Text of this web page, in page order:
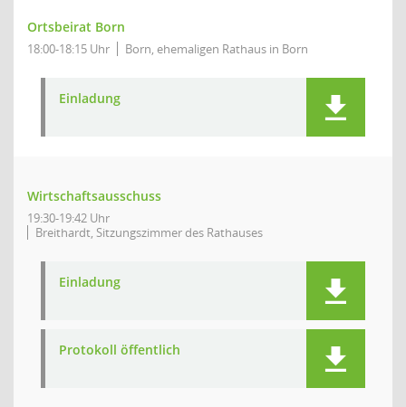
Ortsbeirat Born
18:00-18:15 Uhr Born, ehemaligen Rathaus in Born
Einladung
Wirtschaftsausschuss
19:30-19:42 Uhr
Breithardt, Sitzungszimmer des Rathauses
Einladung
Protokoll öffentlich